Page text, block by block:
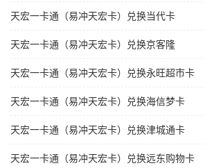
天宏一卡通（易冲天宏卡）兑换当代卡
天宏一卡通（易冲天宏卡）兑换京客隆
天宏一卡通（易冲天宏卡）兑换永旺超市卡
天宏一卡通（易冲天宏卡）兑换海信梦卡
天宏一卡通（易冲天宏卡）兑换津城通卡
天宏一卡通（易冲天宏卡）兑换远东购物卡